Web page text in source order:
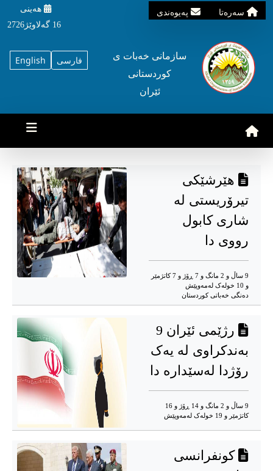
سه‌ره‌تا په‌یوه‌ندی
هه‌ینی
16 گه‌لاوێژ2726
English فارسی
سازمانی خه‌بات ی
کوردستانی
ئێران
هێرشێکی
تیرۆریستی لە
شاری کابول
رووی دا
9 ساڵ و 2 مانگ و 7 ڕۆژ و 7 کاتژمێر
و 10 خوله‌ک له‌مه‌وپێش‌
دەنگی خەباتی کوردستان
رژێمی ئێران 9
بەندکراوی لە یەک
رۆژدا لەسێدارە دا
9 ساڵ و 2 مانگ و 14 ڕۆژ و 16
کاتژمێر و 19 خوله‌ک له‌مه‌وپێش‌
کونفرانسی